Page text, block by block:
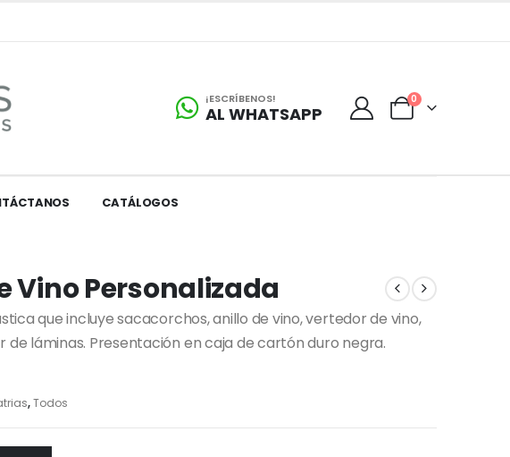
¡ESCRÍBENOS!
AL WHATSAPP
0
CATÁLOGOS
Vino Personalizada
que incluye sacacorchos, anillo de vino, vertedor de vino,
láminas. Presentación en caja de cartón duro negra.
,Todos